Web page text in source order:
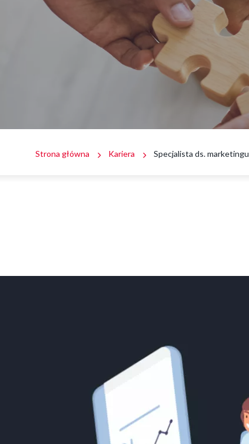
Ścieżka
Strona główna Kariera Specjalista ds. marketingu